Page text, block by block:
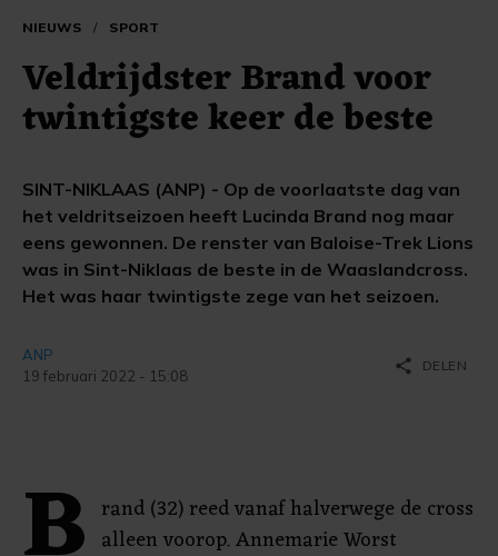
NIEUWS / SPORT
Veldrijdster Brand voor
twintigste keer de beste
SINT-NIKLAAS (ANP) - Op de voorlaatste dag van
het veldritseizoen heeft Lucinda Brand nog maar
eens gewonnen. De renster van Baloise-Trek Lions
was in Sint-Niklaas de beste in de Waaslandcross.
Het was haar twintigste zege van het seizoen.
ANP
19 februari 2022 - 15:08
share DELEN
rand (32) reed vanaf halverwege de cross
alleen voorop. Annemarie Worst